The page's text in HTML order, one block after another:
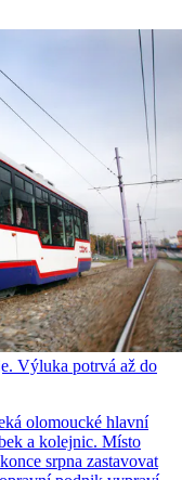
Výluka potrvá až do
olomoucké hlavní
a kolejnic. Místo
srpna zastavovat